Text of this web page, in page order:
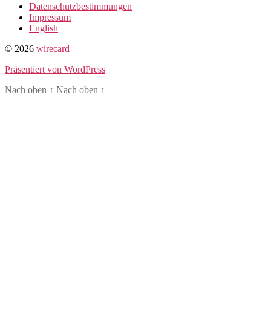
Datenschutzbestimmungen
Impressum
English
© 2026 wirecard
Präsentiert von WordPress
Nach oben ↑ Nach oben ↑